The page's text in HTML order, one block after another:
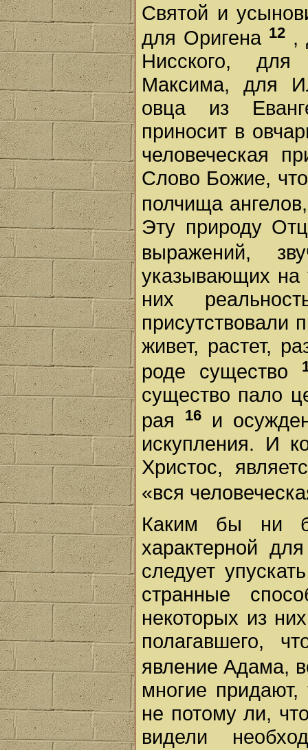
Святой и
для Оригена 12 ,
Нисского, для
Максима, для
овца из
приносит в
человеческая
Слово Божие,
полчища
Эту природу
выражений,
указывающих на
них
присутствовали
живет, растет,
роде существо
существо пало
рая
16
и
искупления. И
Христос,
«вся
Каким бы ни
характерной
следует
странные
некоторых из
полагавшего,
явление Адама,
многие
не потому ли,
видели